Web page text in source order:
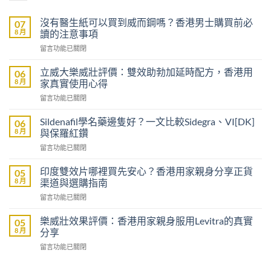
07
8 月
沒有醫生紙可以買到威而鋼嗎？香港男士購買前必
讀的注意事項
在
有
醫
生
紙
以
買
到
威
鋼
嗎？
港
士
購
買
留言功能已關閉
06
8 月
立威大樂威壯評價：雙效助勃加延時配方，香港用
家真實使用心得
在
威
大
樂
威
評
價：
雙
效
勃
加
時
留言功能已關閉
06
8 月
Sildenafil學名藥邊隻好？一文比較Sidegra、VI[DK]
與保羅紅鑽
在
學
名
藥
邊
好？
一
文
比
留言功能已關閉
05
8 月
印度雙效片哪裡買先安心？香港用家親身分享正貨
渠道與選購指南
在
度
雙
效
片
留言功能已關閉
05
8 月
樂威壯效果評價：香港用家親身服用Levitra的真實
分享
在
留言功能已關閉